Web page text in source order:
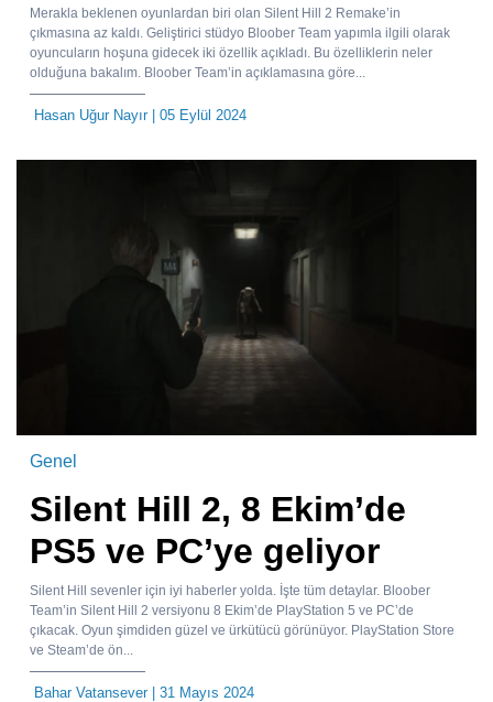
Merakla beklenen oyunlardan biri olan Silent Hill 2 Remake’in
çıkmasına az kaldı. Geliştirici stüdyo Bloober Team yapımla ilgili olarak
oyuncuların hoşuna gidecek iki özellik açıkladı. Bu özelliklerin neler
olduğuna bakalım. Bloober Team’in açıklamasına göre...
Hasan Uğur Nayır| 05 Eylül 2024
Genel
Silent Hill 2, 8 Ekim’de
PS5 ve PC’ye geliyor
Silent Hill sevenler için iyi haberler yolda. İşte tüm detaylar. Bloober
Team’in Silent Hill 2 versiyonu 8 Ekim’de PlayStation 5 ve PC’de
çıkacak. Oyun şimdiden güzel ve ürkütücü görünüyor. PlayStation Store
ve Steam’de ön...
Bahar Vatansever| 31 Mayıs 2024